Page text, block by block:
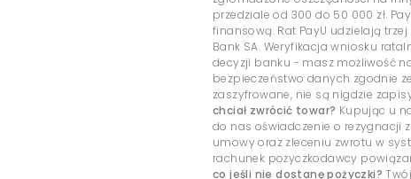
przedziale od 300 do 50 000 zł.
finansową. Rat PayU udzielają
Bank SA. Weryfikacja wniosku
decyzji banku - masz możliwość
bezpieczeństwo danych zgodnie
zaszyfrowane, nie są nigdzie
chciał zwrócić towar? Kupując u
do nas oświadczenie o rezygnacji
umowy oraz zleceniu zwrotu w
rachunek pożyczkodawcy
co jeśli nie dostanę pożyczki?